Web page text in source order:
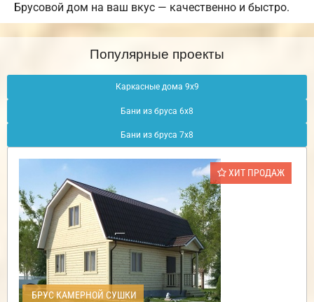
Брусовой дом на ваш вкус — качественно и быстро.
Популярные проекты
Каркасные дома 9х9
Бани из бруса 6х8
Бани из бруса 7х8
ХИТ ПРОДАЖ
БРУС КАМЕРНОЙ СУШКИ